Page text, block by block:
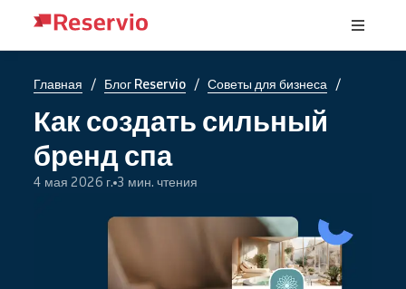
Главная / Блог Reservio / Советы для бизнеса /
Как создать сильный
бренд спа
4 мая 2026 г. 3 мин. чтения